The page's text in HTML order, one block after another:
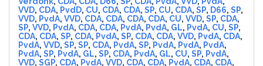
VVD, CDA, PvdD, CU, CDA, CDA, SP, CU, CDA, SP, D66, SP,
VVD, PvdA, VVD, CDA, CDA, CDA, CDA, CU, VVD, SP, CDA,
SP, VVD, PvdA, CDA, CDA, PvdA, PvdA, GL, PvdA, CU, SP,
CDA, CDA, SP, CDA, PvdA, SP, CDA, CDA, VVD, PvdA, CDA,
PvdA, VVD, SP, SP, CDA, PvdA, SP, PvdA, PvdA, PvdA,
PvdA, SP, PvdA, GL, SP, CDA, PvdA, GL, CU, SP, PvdA,
VVD, SGP, CDA, PvdA, VVD, CDA, CDA, PvdA, CDA, CDA,